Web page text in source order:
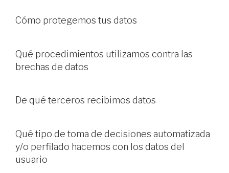
Cómo protegemos tus datos
Qué procedimientos utilizamos contra las
brechas de datos
De qué terceros recibimos datos
Qué tipo de toma de decisiones automatizada
y/o perfilado hacemos con los datos del
usuario